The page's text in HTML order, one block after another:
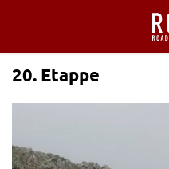
20. Etappe